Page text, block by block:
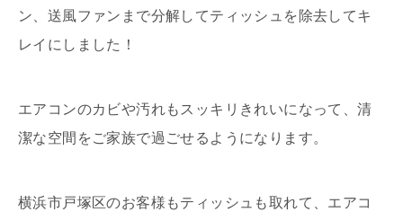
ン、送風ファンまで分解してティッシュを除去してキ
レイにしました！
エアコンのカビや汚れもスッキリきれいになって、清
潔な空間をご家族で過ごせるようになります。
横浜市戸塚区のお客様もティッシュも取れて、エアコ